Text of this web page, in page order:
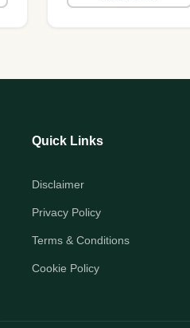
Quick Links
Disclaimer
Privacy Policy
Terms & Conditions
Cookie Policy